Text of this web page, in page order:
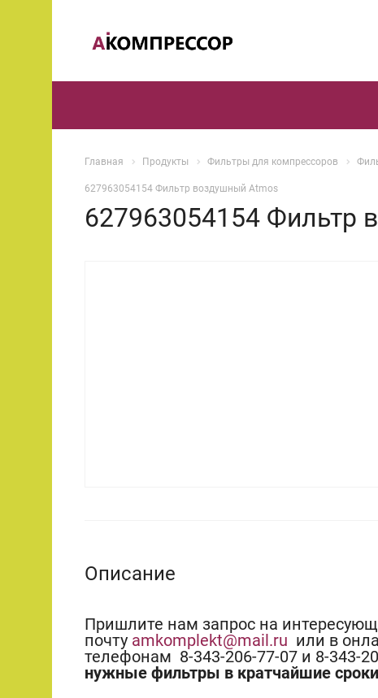
Главная Продукты Фильтры для компрессоров
627963054154 Фильтр воздушный Atmos
627963054154 Фильтр
Описание
Пришлите нам запрос на
почту amkomplekt@mail.ru или в
телефонам 8-343-206-77-07 и 8-343-
нужные фильтры в кратчайшие сроки